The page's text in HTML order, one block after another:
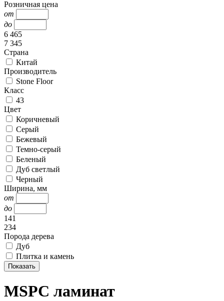
Розничная цена
от
до
6 465
7 345
Страна
Китай
Производитель
Stone Floor
Класс
43
Цвет
Коричневый
Серый
Бежевый
Темно-серый
Беленый
Дуб светлый
Черный
Ширина, мм
от
до
141
234
Порода дерева
Дуб
Плитка и камень
MSPC ламинат